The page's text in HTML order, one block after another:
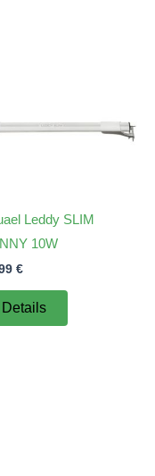
Leddy SLIM
10W
€
Details